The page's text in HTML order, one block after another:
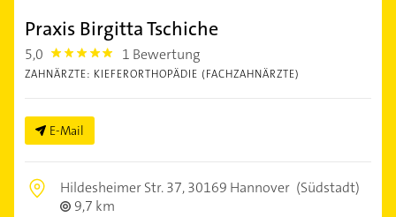
Praxis Birgitta Tschiche
5,0 5.0 1 Bewertung
ZAHNÄRZTE: KIEFERORTHOPÄDIE (FACHZAHNÄRZTE)
E-Mail
Hildesheimer Str. 37,30169 Hannover (Südstadt)
9,7 km